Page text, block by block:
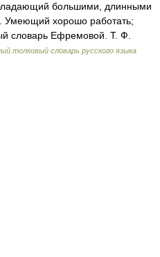
большими, длинными
Умеющий хорошо работать;
словарь Ефремовой. Т. Ф.
толковый словарь русского языка